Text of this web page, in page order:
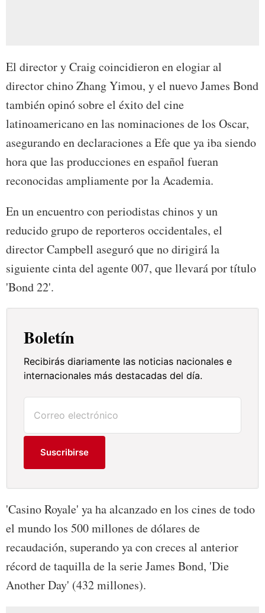
El director y Craig coincidieron en elogiar al
director chino Zhang Yimou, y el nuevo James Bond
también opinó sobre el éxito del cine
latinoamericano en las nominaciones de los Oscar,
asegurando en declaraciones a Efe que ya iba siendo
hora que las producciones en español fueran
reconocidas ampliamente por la Academia.
En un encuentro con periodistas chinos y un
reducido grupo de reporteros occidentales, el
director Campbell aseguró que no dirigirá la
siguiente cinta del agente 007, que llevará por título
'Bond 22'.
Boletín
Recibirás diariamente las noticias nacionales e
internacionales más destacadas del día.
Suscribirse
'Casino Royale' ya ha alcanzado en los cines de todo
el mundo los 500 millones de dólares de
recaudación, superando ya con creces al anterior
récord de taquilla de la serie James Bond, 'Die
Another Day' (432 millones).